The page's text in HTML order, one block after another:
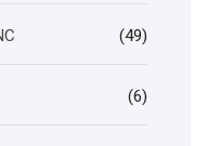
(49)
(6)